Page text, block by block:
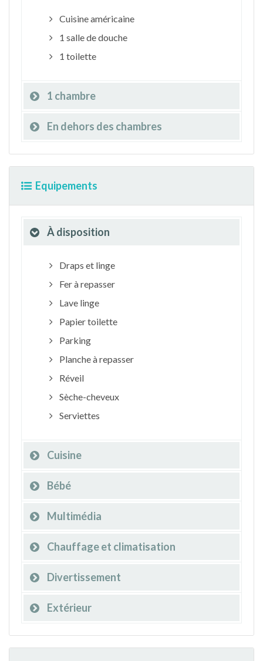
Cuisine américaine
1 salle de douche
1 toilette
1 chambre
En dehors des chambres
Equipements
À disposition
Draps et linge
Fer à repasser
Lave linge
Papier toilette
Parking
Planche à repasser
Réveil
Sèche-cheveux
Serviettes
Cuisine
Bébé
Multimédia
Chauffage et climatisation
Divertissement
Extérieur